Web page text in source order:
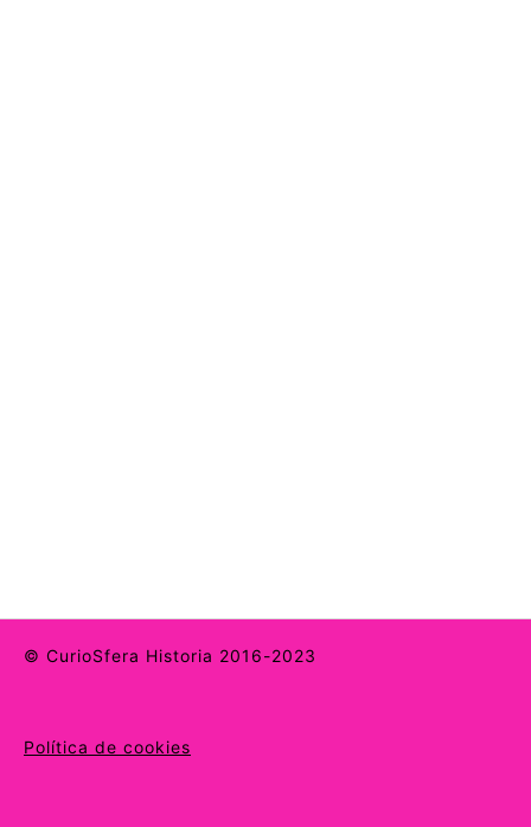
© CurioSfera Historia 2016-2023
Política de cookies